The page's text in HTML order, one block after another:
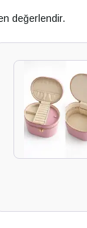
değerlendir.